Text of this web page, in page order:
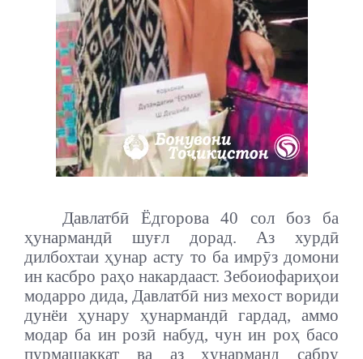
Давлатбӣ Ёдгорова 40 сол боз ба
ҳунармандӣ шуғл дорад. Аз хурдӣ
дилбохтаи ҳунар асту то ба имрӯз домони
ин касбро раҳо накардааст. Зебоиофариҳои
модарро дида, Давлатбӣ низ мехост вориди
дунёи ҳунару ҳунармандӣ гардад, аммо
модар ба ин розӣ набуд, чун ин роҳ басо
пурмашаққат ва аз ҳунарманд сабру